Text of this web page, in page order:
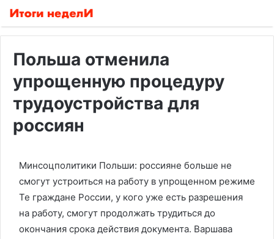
Польша отменила
упрощенную процедуру
трудоустройства для
россиян
Минсоцполитики Польши: россияне больше не
смогут устроиться на работу в упрощенном режиме
Те граждане России, у кого уже есть разрешения
на работу, смогут продолжать трудиться до
окончания срока действия документа. Варшава